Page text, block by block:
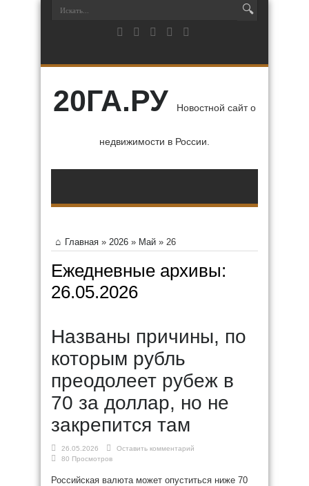
20ГА.РУ Новостной сайт о
недвижимости в России.
Главная » 2026 » Май » 26
Ежедневные архивы:
26.05.2026
Названы причины, по
которым рубль
преодолеет рубеж в
70 за доллар, но не
закрепится там
26.05.2026
Оставить комментарий
80 Просмотров
Российская валюта может опуститься ниже 70